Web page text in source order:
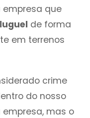
empresa que
de forma
em terrenos
crime
do nosso
mas o